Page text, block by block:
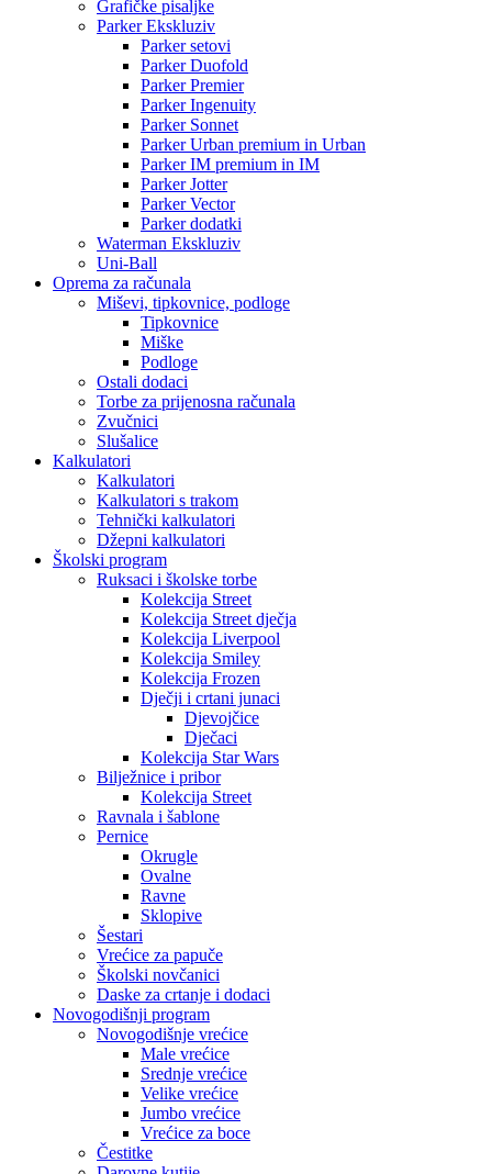
Grafičke pisaljke
Parker Ekskluziv
Parker setovi
Parker Duofold
Parker Premier
Parker Ingenuity
Parker Sonnet
Parker Urban premium in Urban
Parker IM premium in IM
Parker Jotter
Parker Vector
Parker dodatki
Waterman Ekskluziv
Uni-Ball
Oprema za računala
Miševi, tipkovnice, podloge
Tipkovnice
Miške
Podloge
Ostali dodaci
Torbe za prijenosna računala
Zvučnici
Slušalice
Kalkulatori
Kalkulatori
Kalkulatori s trakom
Tehnički kalkulatori
Džepni kalkulatori
Školski program
Ruksaci i školske torbe
Kolekcija Street
Kolekcija Street dječja
Kolekcija Liverpool
Kolekcija Smiley
Kolekcija Frozen
Dječji i crtani junaci
Djevojčice
Dječaci
Kolekcija Star Wars
Bilježnice i pribor
Kolekcija Street
Ravnala i šablone
Pernice
Okrugle
Ovalne
Ravne
Sklopive
Šestari
Vrećice za papuče
Školski novčanici
Daske za crtanje i dodaci
Novogodišnji program
Novogodišnje vrećice
Male vrećice
Srednje vrećice
Velike vrećice
Jumbo vrećice
Vrećice za boce
Čestitke